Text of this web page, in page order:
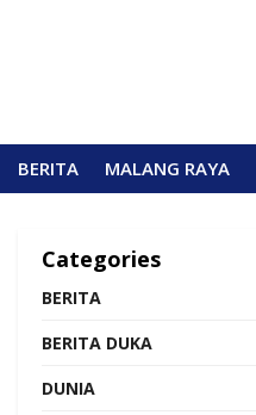
BERITA MALANG RAYA
Categories
BERITA
BERITA DUKA
DUNIA